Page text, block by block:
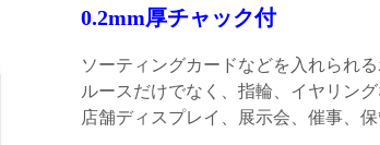
0.2mm厚チャック付
ソーティングカードなどを入れられ
ルースだけでなく、指輪、イヤリン
店舗ディスプレイ、展示会、催事、